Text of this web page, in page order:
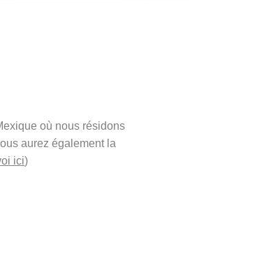
où nous résidons
aurez également la
ici)